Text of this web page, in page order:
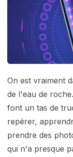
On est vraiment
de l'eau de
font un tas de
repérer,
prendre des
qui n'a presque